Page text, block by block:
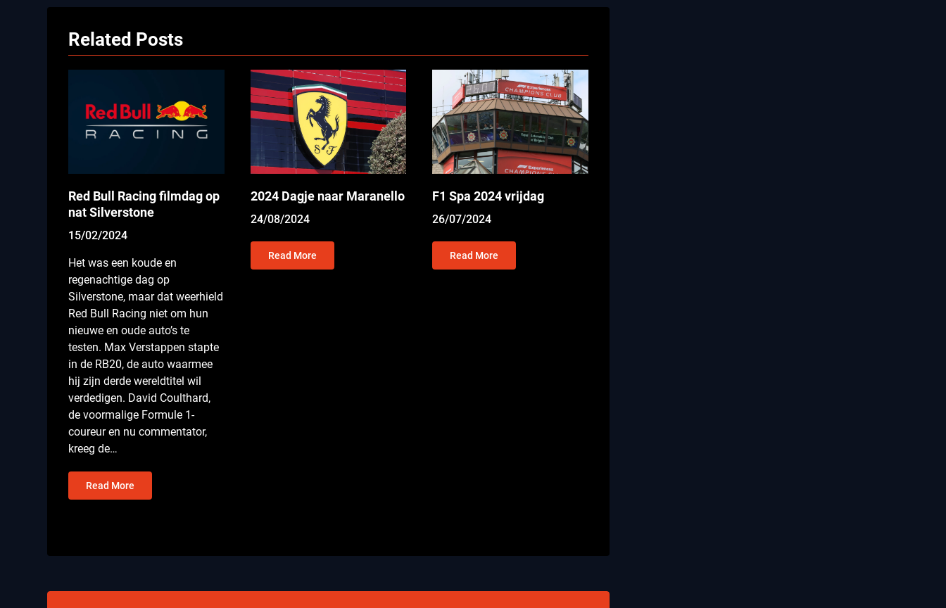
Related Posts
Red Bull Racing filmdag op
nat Silverstone
15/02/2024
Het was een koude en
regenachtige dag op
Silverstone, maar dat weerhield
Red Bull Racing niet om hun
nieuwe en oude auto’s te
testen. Max Verstappen stapte
in de RB20, de auto waarmee
hij zijn derde wereldtitel wil
verdedigen. David Coulthard,
de voormalige Formule 1-
coureur en nu commentator,
kreeg de…
Read More
2024 Dagje naar Maranello
24/08/2024
Read More
F1 Spa 2024 vrijdag
26/07/2024
Read More